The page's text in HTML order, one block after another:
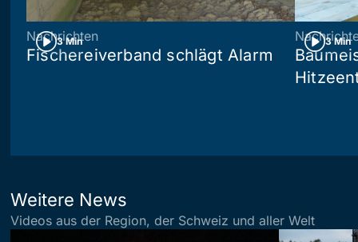
3 Min
Nachrichten
Fischereiverband schlägt Alarm
3 Min
Weitere News
Videos aus der Region, der Schweiz und aller Welt